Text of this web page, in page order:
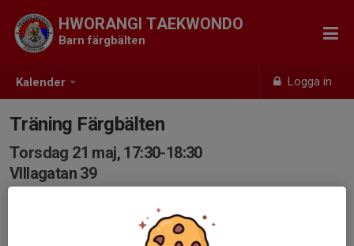
Kalender Logga in
HWORANGI TAEKWONDO
Barn färgbälten
Träning Färgbälten
Torsdag 21 maj, 17:30-18:30
VIllagatan 39